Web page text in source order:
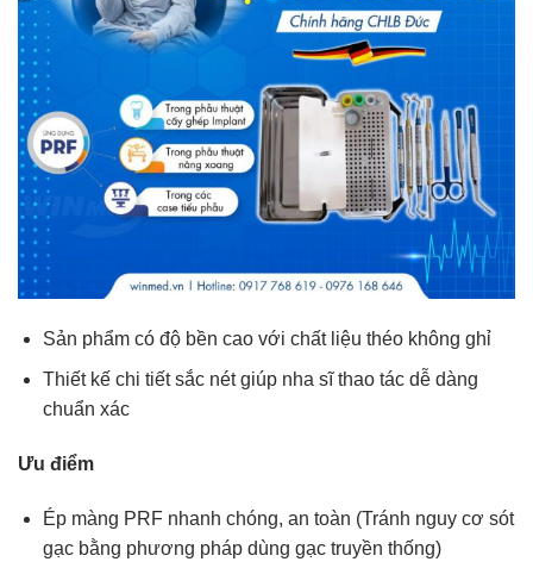
Sản phẩm có độ bền cao với chất liệu théo không ghỉ
Thiết kế chi tiết sắc nét giúp nha sĩ thao tác dễ dàng
chuẩn xác
Ưu điểm
Ép màng PRF nhanh chóng, an toàn (Tránh nguy cơ sót
gạc bằng phương pháp dùng gạc truyền thống)